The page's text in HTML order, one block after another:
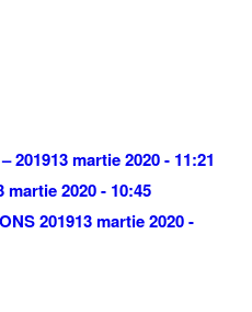
201913 martie 2020 - 11:21
martie 2020 - 10:45
201913 martie 2020 -